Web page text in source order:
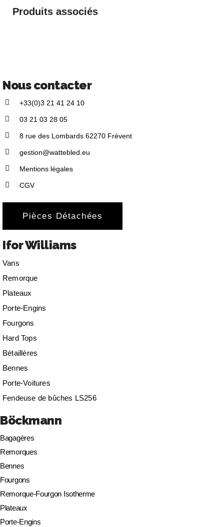
Produits associés
Nous contacter
+33(0)3 21 41 24 10
03 21 03 28 05
8 rue des Lombards 62270 Frévent
gestion@wattebled.eu
Mentions légales
CGV
Pièces Détachées
Ifor Williams
Vans
Remorque
Plateaux
Porte-Engins
Fourgons
Hard Tops
Bétaillères
Bennes
Porte-Voitures
Fendeuse de bûches LS256
Böckmann
Bagagères
Remorques
Bennes
Fourgons
Remorque-Fourgon Isotherme
Plateaux
Porte-Engins